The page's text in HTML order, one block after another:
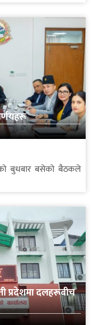
बुधबार बसेको बैठकले
प्रदेशमा दलहरूबीच